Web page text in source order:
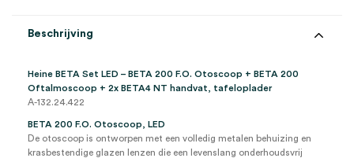
BETA
2x
BETA4
NT
handvat,
tafeloplader
(set)
aantal
Beschrijving
Heine BETA Set LED – BETA 200 F.O. Otoscoop + BETA 200
Oftalmoscoop + 2x BETA4 NT handvat, tafeloplader
A-132.24.422
BETA 200 F.O. Otoscoop, LED
De otoscoop is ontworpen met een volledig metalen behuizing en
krasbestendige glazen lenzen die een levenslang onderhoudsvrij